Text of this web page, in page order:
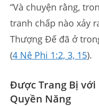
“Và chuyện rằng,
tranh chấp nào xảy
Thượng Đế đã ở
(4 Nê Phi 1:2, 3, 15).
Được Trang Bị với
Quyền Năng